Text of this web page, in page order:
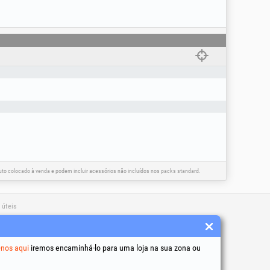
do produto.
colocado à venda e podem incluir acessórios não incluídos nos packs standard.
úteis
de dados pessoais
utilização de cookies
aqui iremos encaminhá-lo para uma loja na sua zona ou